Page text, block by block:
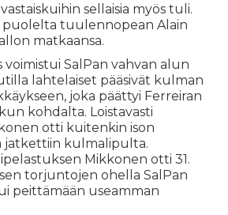
sellaisia myös tuli.
puolelta tuulennopean Alain
matkaansa.
voimistui SalPan vahvan alun
lahtelaiset pääsivät kulman
joka päättyi Ferreiran
kohdalta. Loistavasti
otti kuitenkin ison
jatkettiin kulmalipulta.
Mikkonen otti 31.
torjuntojen ohella SalPan
peittämään useamman